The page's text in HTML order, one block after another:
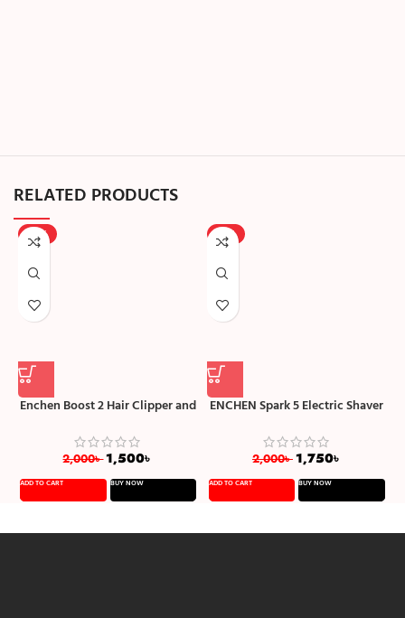
RELATED PRODUCTS
-25%
Enchen Boost 2 Hair Clipper and
2,000৳1,500৳
ADD TO CART BUY NOW
-13%
ENCHEN Spark 5 Electric Shaver
2,000৳1,750৳
ADD TO CART BUY NOW